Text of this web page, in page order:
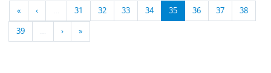
« ‹ … 31 32 33 34 35 36 37 38
39 … › »